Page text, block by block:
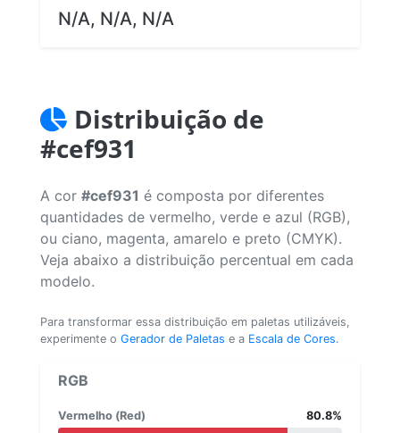
N/A, N/A, N/A
Distribuição de
#cef931
A cor #cef931 é composta por diferentes
quantidades de vermelho, verde e azul (RGB),
ou ciano, magenta, amarelo e preto (CMYK).
Veja abaixo a distribuição percentual em cada
modelo.
Para transformar essa distribuição em paletas utilizáveis,
experimente o Gerador de Paletas e a Escala de Cores.
RGB
Vermelho (Red) 80.8%